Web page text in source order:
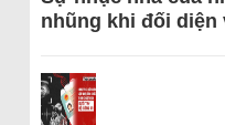
nhũng khi đối diện